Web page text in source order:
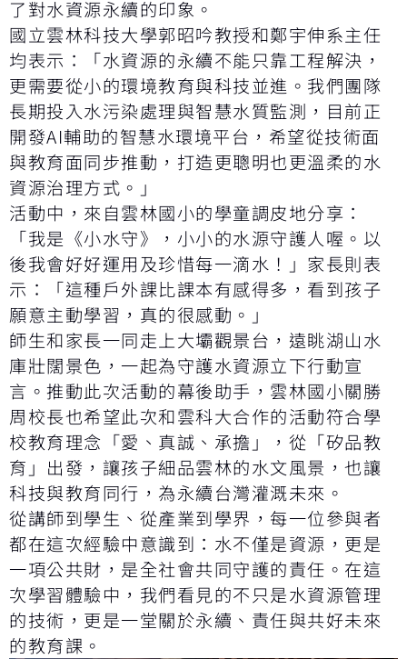
了對水資源永續的印象。
國立雲林科技大學郭昭吟教授和鄭宇伸系主任
均表示：「水資源的永續不能只靠工程解決，
更需要從小的環境教育與科技並進。我們團隊
長期投入水污染處理與智慧水質監測，目前正
開發AI輔助的智慧水環境平台，希望從技術面
與教育面同步推動，打造更聰明也更溫柔的水
資源治理方式。」
活動中，來自雲林國小的學童調皮地分享：
「我是《小水守》，小小的水源守護人喔。以
後我會好好運用及珍惜每一滴水！」家長則表
示：「這種戶外課比課本有感得多，看到孩子
願意主動學習，真的很感動。」
師生和家長一同走上大壩觀景台，遠眺湖山水
庫壯闊景色，一起為守護水資源立下行動宣
言。推動此次活動的幕後助手，雲林國小關勝
周校長也希望此次和雲科大合作的活動符合學
校教育理念「愛、真誠、承擔」，從「矽品教
育」出發，讓孩子細品雲林的水文風景，也讓
科技與教育同行，為永續台灣灌溉未來。
從講師到學生、從產業到學界，每一位參與者
都在這次經驗中意識到：水不僅是資源，更是
一項公共財，是全社會共同守護的責任。在這
次學習體驗中，我們看見的不只是水資源管理
的技術，更是一堂關於永續、責任與共好未來
的教育課。